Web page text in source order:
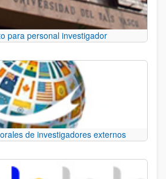
para personal investigador
de investigadores externos